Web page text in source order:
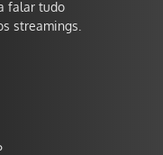
falar tudo
streamings.